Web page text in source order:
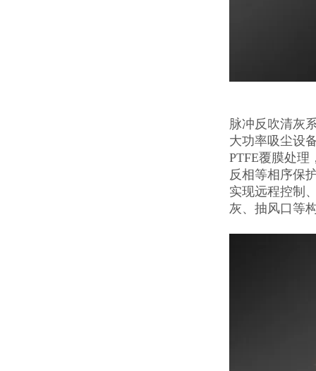
脉冲反吹清灰
大功率吸尘设
PTFE覆膜处
反相等相序保
实现远程控制
灰、抽风口等